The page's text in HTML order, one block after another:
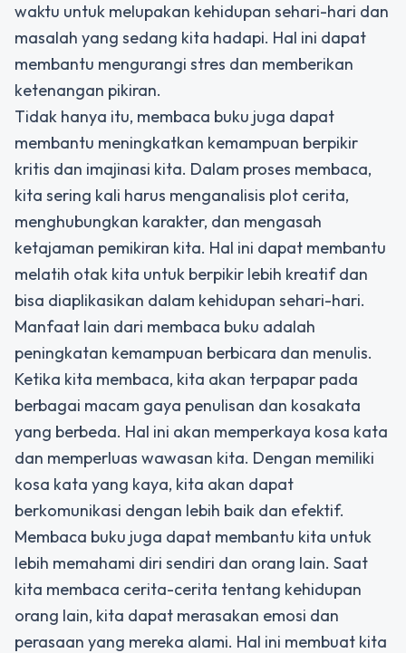
waktu untuk melupakan kehidupan sehari-hari dan
masalah yang sedang kita hadapi. Hal ini dapat
membantu mengurangi stres dan memberikan
ketenangan pikiran.
Tidak hanya itu, membaca buku juga dapat
membantu meningkatkan kemampuan berpikir
kritis dan imajinasi kita. Dalam proses membaca,
kita sering kali harus menganalisis plot cerita,
menghubungkan karakter, dan mengasah
ketajaman pemikiran kita. Hal ini dapat membantu
melatih otak kita untuk berpikir lebih kreatif dan
bisa diaplikasikan dalam kehidupan sehari-hari.
Manfaat lain dari membaca buku adalah
peningkatan kemampuan berbicara dan menulis.
Ketika kita membaca, kita akan terpapar pada
berbagai macam gaya penulisan dan kosakata
yang berbeda. Hal ini akan memperkaya kosa kata
dan memperluas wawasan kita. Dengan memiliki
kosa kata yang kaya, kita akan dapat
berkomunikasi dengan lebih baik dan efektif.
Membaca buku juga dapat membantu kita untuk
lebih memahami diri sendiri dan orang lain. Saat
kita membaca cerita-cerita tentang kehidupan
orang lain, kita dapat merasakan emosi dan
perasaan yang mereka alami. Hal ini membuat kita